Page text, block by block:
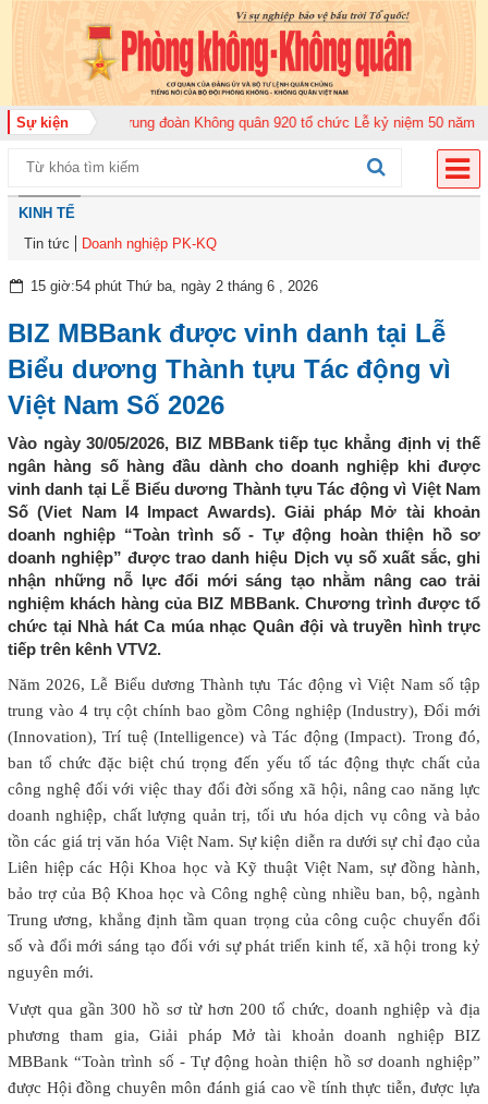
Sự kiện
2026 Trung đoàn Không quân 920 tổ chức Lễ kỷ niệm 50 năm Ngày
KINH TẾ
Tin tức
Doanh nghiệp PK-KQ
15 giờ:54 phút Thứ ba, ngày 2 tháng 6 , 2026
BIZ MBBank được vinh danh tại Lễ
Biểu dương Thành tựu Tác động vì
Việt Nam Số 2026
Vào ngày 30/05/2026, BIZ MBBank tiếp tục khẳng định vị thế
ngân hàng số hàng đầu dành cho doanh nghiệp khi được
vinh danh tại Lễ Biểu dương Thành tựu Tác động vì Việt Nam
Số (Viet Nam I4 Impact Awards). Giải pháp Mở tài khoản
doanh nghiệp “Toàn trình số - Tự động hoàn thiện hồ sơ
doanh nghiệp” được trao danh hiệu Dịch vụ số xuất sắc, ghi
nhận những nỗ lực đổi mới sáng tạo nhằm nâng cao trải
nghiệm khách hàng của BIZ MBBank. Chương trình được tổ
chức tại Nhà hát Ca múa nhạc Quân đội và truyền hình trực
tiếp trên kênh VTV2.
Năm 2026, Lễ Biểu dương Thành tựu Tác động vì Việt Nam số tập
trung vào 4 trụ cột chính bao gồm Công nghiệp (Industry), Đổi mới
(Innovation), Trí tuệ (Intelligence) và Tác động (Impact). Trong đó,
ban tổ chức đặc biệt chú trọng đến yếu tố tác động thực chất của
công nghệ đối với việc thay đổi đời sống xã hội, nâng cao năng lực
doanh nghiệp, chất lượng quản trị, tối ưu hóa dịch vụ công và bảo
tồn các giá trị văn hóa Việt Nam. Sự kiện diễn ra dưới sự chỉ đạo của
Liên hiệp các Hội Khoa học và Kỹ thuật Việt Nam, sự đồng hành,
bảo trợ của Bộ Khoa học và Công nghệ cùng nhiều ban, bộ, ngành
Trung ương, khẳng định tầm quan trọng của công cuộc chuyển đổi
số và đổi mới sáng tạo đối với sự phát triển kinh tế, xã hội trong kỷ
nguyên mới.
Vượt qua gần 300 hồ sơ từ hơn 200 tổ chức, doanh nghiệp và địa
phương tham gia, Giải pháp Mở tài khoản doanh nghiệp BIZ
MBBank “Toàn trình số - Tự động hoàn thiện hồ sơ doanh nghiệp”
được Hội đồng chuyên môn đánh giá cao về tính thực tiễn, được lựa